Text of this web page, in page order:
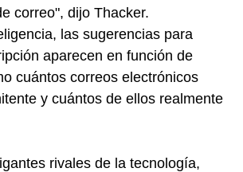
correo", dijo Thacker.
las sugerencias para
aparecen en función de
cuántos correos electrónicos
y cuántos de ellos realmente
rivales de la tecnología,